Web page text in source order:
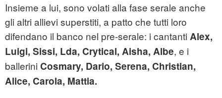
Insieme a lui, sono volati alla fase serale anche
gli altri allievi superstiti, a patto che tutti loro
difendano il banco nel pre-serale: i cantanti Alex,
Luigi, Sissi, Lda, Crytical, Aisha, Albe, e i
ballerini Cosmary, Dario, Serena, Christian,
Alice, Carola, Mattia.